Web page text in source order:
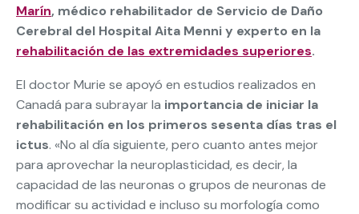
Marín, médico rehabilitador de Servicio de Daño
Cerebral del Hospital Aita Menni y experto en la
rehabilitación de las extremidades superiores.
El doctor Murie se apoyó en estudios realizados en
Canadá para subrayar la importancia de iniciar la
rehabilitación en los primeros sesenta días tras el
ictus. «No al día siguiente, pero cuanto antes mejor
para aprovechar la neuroplasticidad, es decir, la
capacidad de las neuronas o grupos de neuronas de
modificar su actividad e incluso su morfología como